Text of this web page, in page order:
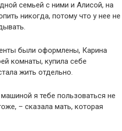
семьей с ними и Алисой, на
никогда, потому что у нее не
были оформлены, Карина
комнаты, купила себе
жить отдельно.
я тебе пользоваться не
– сказала мать, которая